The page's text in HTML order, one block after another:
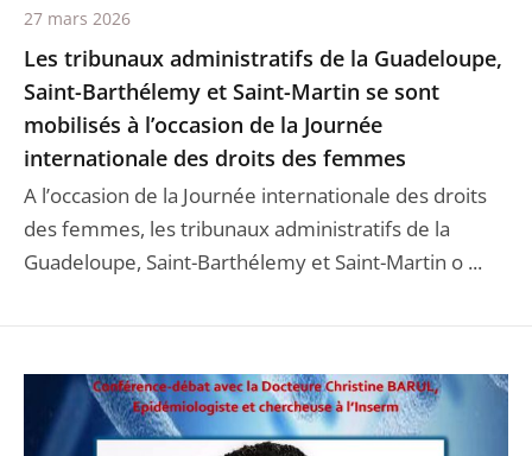
Les tribunaux administratifs de la Guadeloupe,
Saint-Barthélemy et Saint-Martin se sont
mobilisés à l’occasion de la Journée
internationale des droits des femmes
A l’occasion de la Journée internationale des droits
des femmes, les tribunaux administratifs de la
Guadeloupe, Saint-Barthélemy et Saint-Martin o ...
27 mars 2026